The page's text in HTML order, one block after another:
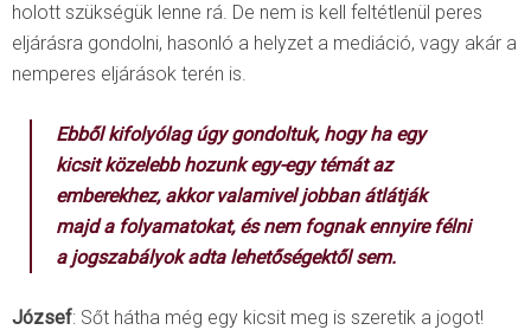
holott szükségük lenne rá. De nem is kell feltétlenül peres
eljárásra gondolni, hasonló a helyzet a mediáció, vagy akár a
nemperes eljárások terén is.
Ebből kifolyólag úgy gondoltuk, hogy ha egy
kicsit közelebb hozunk egy-egy témát az
emberekhez, akkor valamivel jobban átlátják
majd a folyamatokat, és nem fognak ennyire félni
a jogszabályok adta lehetőségektől sem.
József: Sőt hátha még egy kicsit meg is szeretik a jogot!